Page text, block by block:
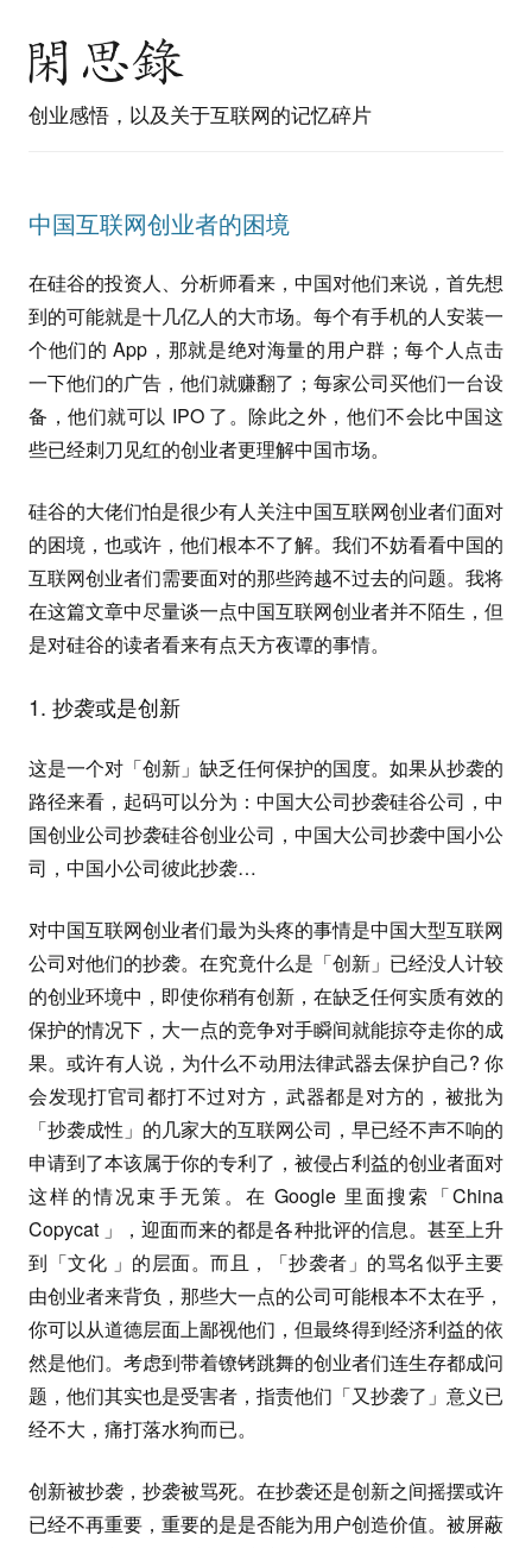
创业感悟，以及关于互联网的记忆碎片
中国互联网创业者的困境
在硅谷的投资人、分析师看来，中国对他们来说，首先想
到的可能就是十几亿人的大市场。每个有手机的人安装一
个他们的 App，那就是绝对海量的用户群；每个人点击
一下他们的广告，他们就赚翻了；每家公司买他们一台设
备，他们就可以 IPO 了。除此之外，他们不会比中国这
些已经刺刀见红的创业者更理解中国市场。
硅谷的大佬们怕是很少有人关注中国互联网创业者们面对
的困境，也或许，他们根本不了解。我们不妨看看中国的
互联网创业者们需要面对的那些跨越不过去的问题。我将
在这篇文章中尽量谈一点中国互联网创业者并不陌生，但
是对硅谷的读者看来有点天方夜谭的事情。
1. 抄袭或是创新
这是一个对「创新」缺乏任何保护的国度。如果从抄袭的
路径来看，起码可以分为：中国大公司抄袭硅谷公司，中
国创业公司抄袭硅谷创业公司，中国大公司抄袭中国小公
司，中国小公司彼此抄袭…
对中国互联网创业者们最为头疼的事情是中国大型互联网
公司对他们的抄袭。在究竟什么是「创新」已经没人计较
的创业环境中，即使你稍有创新，在缺乏任何实质有效的
保护的情况下，大一点的竞争对手瞬间就能掠夺走你的成
果。或许有人说，为什么不动用法律武器去保护自己? 你
会发现打官司都打不过对方，武器都是对方的，被批为
「抄袭成性」的几家大的互联网公司，早已经不声不响的
申请到了本该属于你的专利了，被侵占利益的创业者面对
这样的情况束手无策。在 Google 里面搜索「China
Copycat 」，迎面而来的都是各种批评的信息。甚至上升
到「文化 」的层面。而且，「抄袭者」的骂名似乎主要
由创业者来背负，那些大一点的公司可能根本不太在乎，
你可以从道德层面上鄙视他们，但最终得到经济利益的依
然是他们。考虑到带着镣铐跳舞的创业者们连生存都成问
题，他们其实也是受害者，指责他们「又抄袭了」意义已
经不大，痛打落水狗而已。
创新被抄袭，抄袭被骂死。在抄袭还是创新之间摇摆或许
已经不再重要，重要的是是否能为用户创造价值。被屏蔽